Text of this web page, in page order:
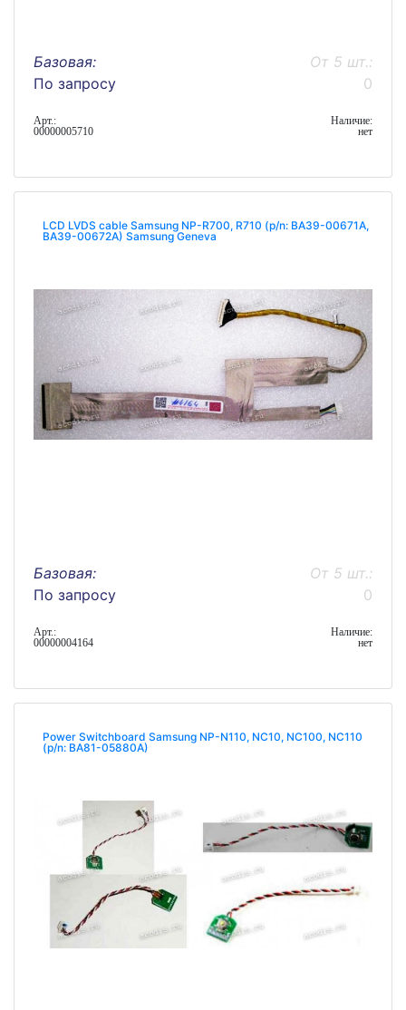
Базовая:
По запросу
От 5 шт.:
0
Арт.:
00000005710
Наличие:
нет
LCD LVDS cable Samsung NP-R700, R710 (p/n: BA39-00671A,
BA39-00672A) Samsung Geneva
Базовая:
По запросу
От 5 шт.:
0
Арт.:
00000004164
Наличие:
нет
Power Switchboard Samsung NP-N110, NC10, NC100, NC110
(p/n: BA81-05880A)